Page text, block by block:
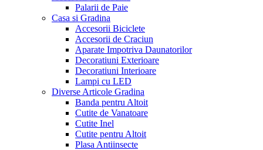
Palarii de Paie
Casa si Gradina
Accesorii Biciclete
Accesorii de Craciun
Aparate Impotriva Daunatorilor
Decoratiuni Exterioare
Decoratiuni Interioare
Lampi cu LED
Diverse Articole Gradina
Banda pentru Altoit
Cutite de Vanatoare
Cutite Inel
Cutite pentru Altoit
Plasa Antiinsecte